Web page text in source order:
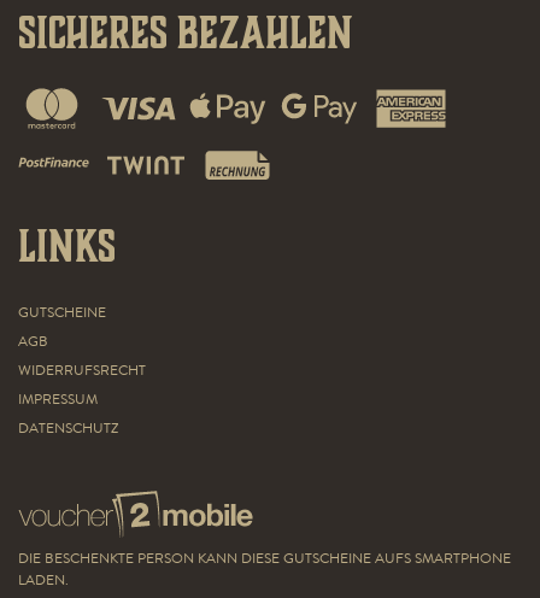
Sicheres Bezahlen
Links
GUTSCHEINE
AGB
WIDERRUFSRECHT
IMPRESSUM
DATENSCHUTZ
DIE BESCHENKTE PERSON KANN DIESE GUTSCHEINE AUFS SMARTPHONE
LADEN.